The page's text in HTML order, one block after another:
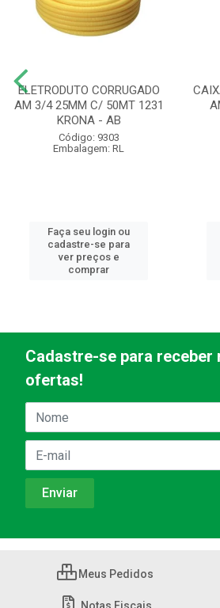
ELETRODUTO CORRUGADO
AM 3/4 25MM C/ 50MT 1231
KRONA - AB
Código: 9303
Embalagem: RL
Faça seu login ou
cadastre-se para
ver preços e
comprar
Cadastre-se para receber
ofertas!
Meus Pedidos